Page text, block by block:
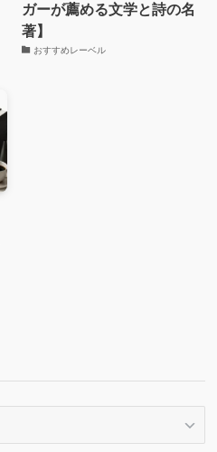
ガーが薦める文学と詩の名
著】
おすすめレーベル